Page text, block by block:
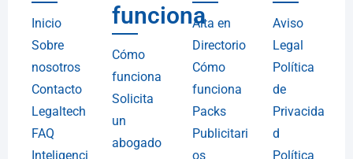
Inicio
Sobre
nosotros
Contacto
Legaltech
FAQ
Inteligenci
funciona
Cómo
funciona
Solicita
un
abogado
Alta en
Directorio
Cómo
funciona
Packs
Publicitari
os
Aviso
Legal
Política
de
Privacida
d
Política